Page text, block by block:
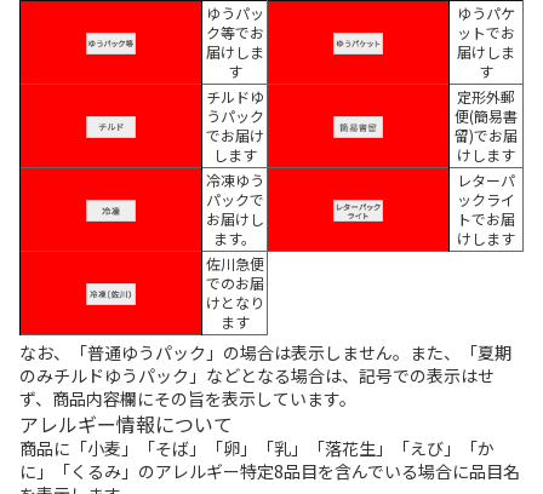
ゆうパッ
ク等でお
届けしま
す
ゆうパケ
ットでお
届けしま
す
チルドゆ
うパック
でお届け
します
定形外郵
便(簡易書
留)でお届
けします
冷凍ゆう
パックで
お届けし
ます。
レターパ
ックライ
トでお届
けします
佐川急便
でのお届
けとなり
ます
なお、「普通ゆうパック」の場合は表示しません。また、「夏期
のみチルドゆうパック」などとなる場合は、記号での表示はせ
ず、商品内容欄にその旨を表示しています。
アレルギー情報について
商品に「小麦」「そば」「卵」「乳」「落花生」「えび」「か
に」「くるみ」のアレルギー特定8品目を含んでいる場合に品目名